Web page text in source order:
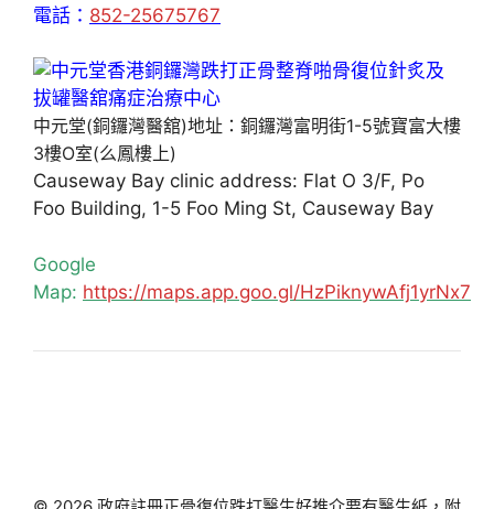
電話： 852-25675767
中元堂(銅鑼灣醫舘)地址：銅鑼灣富明街1-5號寶富大樓
3樓O室(么鳳樓上)
Causeway Bay clinic address: Flat O 3/F, Po
Foo Building, 1-5 Foo Ming St, Causeway Bay
Google
Map: https://maps.app.goo.gl/HzPiknywAfj1yrNx7